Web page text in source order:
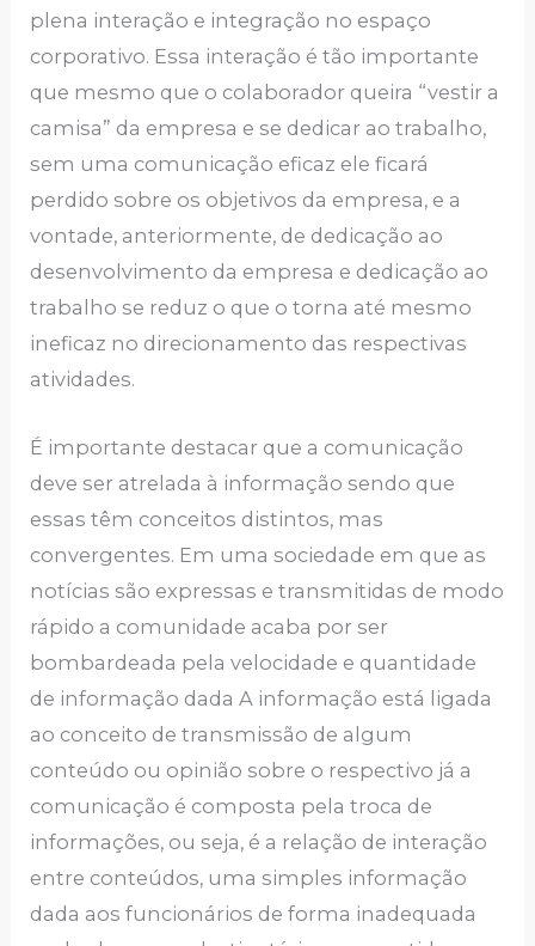
plena interação e integração no espaço
corporativo. Essa interação é tão importante
que mesmo que o colaborador queira “vestir a
camisa” da empresa e se dedicar ao trabalho,
sem uma comunicação eficaz ele ficará
perdido sobre os objetivos da empresa, e a
vontade, anteriormente, de dedicação ao
desenvolvimento da empresa e dedicação ao
trabalho se reduz o que o torna até mesmo
ineficaz no direcionamento das respectivas
atividades.
É importante destacar que a comunicação
deve ser atrelada à informação sendo que
essas têm conceitos distintos, mas
convergentes. Em uma sociedade em que as
notícias são expressas e transmitidas de modo
rápido a comunidade acaba por ser
bombardeada pela velocidade e quantidade
de informação dada A informação está ligada
ao conceito de transmissão de algum
conteúdo ou opinião sobre o respectivo já a
comunicação é composta pela troca de
informações, ou seja, é a relação de interação
entre conteúdos, uma simples informação
dada aos funcionários de forma inadequada